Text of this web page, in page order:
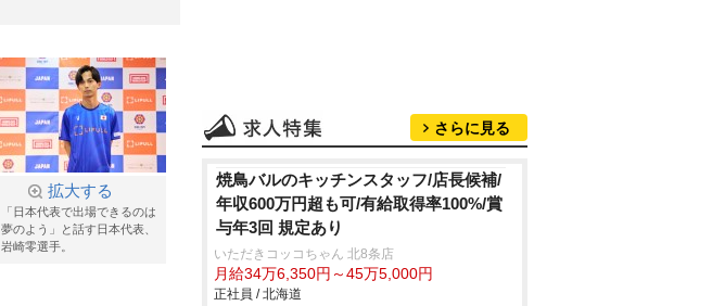
拡大する
「日本代表で出場できるのは
夢のよう」と話す日本代表、
崎零選手。
さらに見る
焼鳥バルのキッチンスタッフ/店長候補/
年収600万円超も可/有給取得率100%/賞
与年3回 規定あり
いただきコッコちゃん 北8条店
月給34万6,350円～45万5,000円
正社員 / 北海道